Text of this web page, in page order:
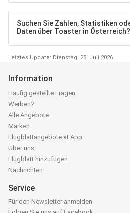
Suchen Sie Zahlen, Statistiken
Daten über Toaster in Österreich?
Letztes Update: Dienstag, 28. Juli 2026
Information
Häufig gestellte Fragen
Werben?
Alle Angebote
Marken
Flugblattangebote.at App
Über uns
Flugblatt hinzufügen
Nachrichten
Service
Für den Newsletter anmelden